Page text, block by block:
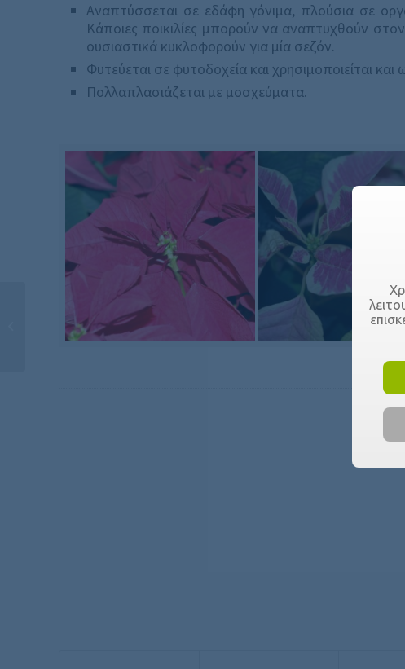
Αναπτύσσεται σε εδάφη γόνιμα, πλούσια σε
Κάποιες ποικιλίες μπορούν να αναπτυχθούν
ουσιαστικά κυκλοφορούν για μία σεζόν.
Φυτεύεται σε φυτοδοχεία και χρησιμοποιείται
Πολλαπλασιάζεται με μοσχεύματα.
AΣΤΕΡΙΣΚΟΣ